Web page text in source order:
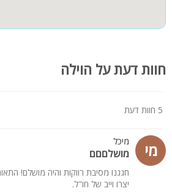
חוות דעת על הוילה
5 חוות דעת
מי מיכל
מושלםםם
חגגנו מסיבת רווקות והיה מושלם!
יצרו וייב של חו"ל.